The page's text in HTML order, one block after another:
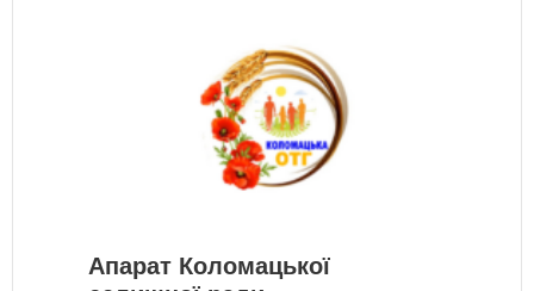
Апарат Коломацької